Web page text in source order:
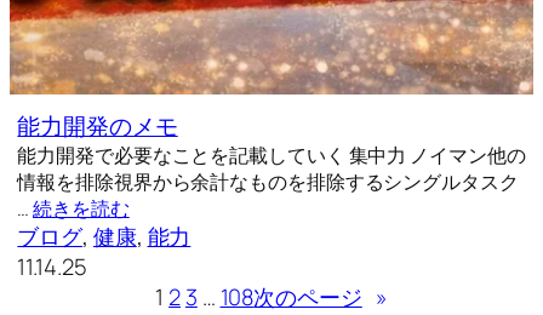
能力開発のメモ
能力開発で必要なことを記載していく 集中力 ノイマン他の
情報を排除視界から余計なものを排除するシングルタスク
…続きを読む
ブログ, 健康, 能力
11.14.25
1 23 … 108次のページ »